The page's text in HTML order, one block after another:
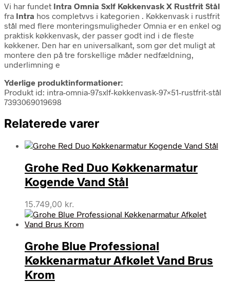
Vi har fundet Intra Omnia Sxlf Køkkenvask X Rustfrit Stål
fra Intra hos completvvs i kategorien . Køkkenvask i rustfrit
stål med flere monteringsmuligheder Omnia er en enkel og
praktisk køkkenvask, der passer godt ind i de fleste
køkkener. Den har en universalkant, som gør det muligt at
montere den på tre forskellige måder nedfældning,
underlimning e
Yderlige produktinformationer:
Produkt id: intra-omnia-97sxlf-køkkenvask-97×51-rustfrit-stål
7393069019698
Relaterede varer
Grohe Red Duo Køkkenarmatur
Kogende Vand Stål
15.749,00 kr.
Grohe Blue Professional
Køkkenarmatur Afkølet Vand Brus
Krom